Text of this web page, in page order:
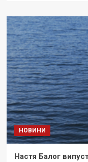
НОВИНИ
Настя Балог